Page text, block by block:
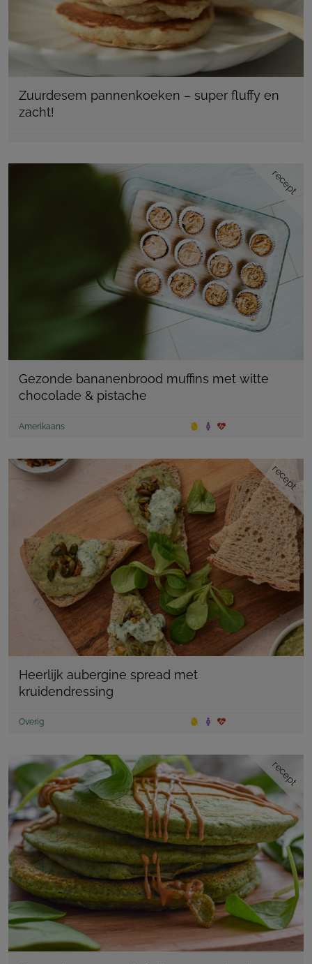
Zuurdesem pannenkoeken – super fluffy en
zacht!
recept
Gezonde bananenbrood muffins met witte
chocolade & pistache
Amerikaans
recept
Heerlijk aubergine spread met
kruidendressing
Overig
recept